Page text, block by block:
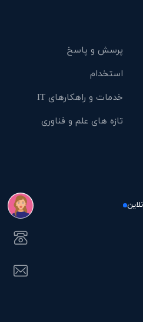
پرسش و پاسخ
استخدام
خدمات و راهکارهای IT
تازه های علم و فناوری